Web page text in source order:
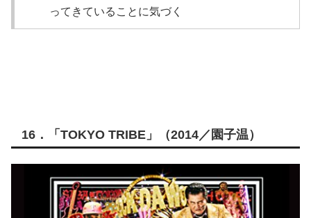
ってきていることに気づく
16．「TOKYO TRIBE」（2014／園子温）